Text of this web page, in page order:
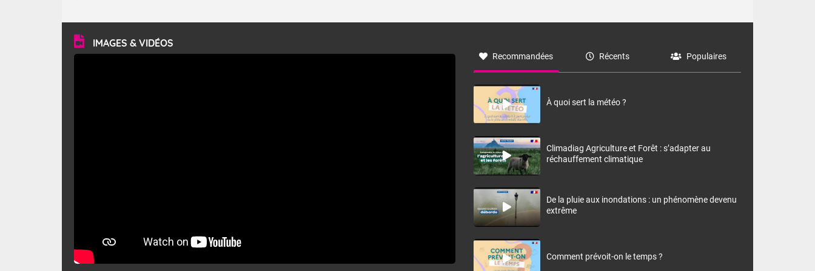
vitesse moyenne de 50 km/h et atteindre 80 à 100 km/h
en rafales, parfois davantage. Il parcourt la basse vallée
du Rhône et la Provence et envahit le littoral
méditerranéen à partir de la Camargue.
à nord-ouest, dans un secteur qui part du Roussillon à la
monts, en allusion aux régions montagneuses d’où
IMAGES & VIDÉOS
Recommandées Récents Populaires
À quoi sert la météo ?
Climadiag Agriculture et Forêt : s’adapter au
réchauffement climatique
De la pluie aux inondations : un phénomène devenu
extrême
Comment prévoit-on le temps ?